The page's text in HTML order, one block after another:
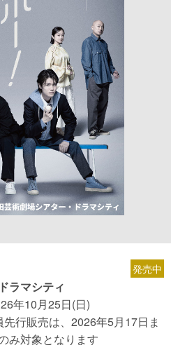
発売中
ラマシティ
年10月25日(日)
行販売は、2026年5月17日ま
み対象となります